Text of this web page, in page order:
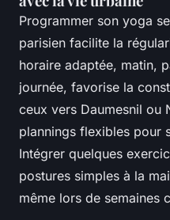
Programmer son yoga
parisien facilite la
horaire adaptée, matin,
journée, favorise la
ceux vers Daumesnil ou
plannings flexibles pour
Intégrer quelques
postures simples à la
même lors de semaines